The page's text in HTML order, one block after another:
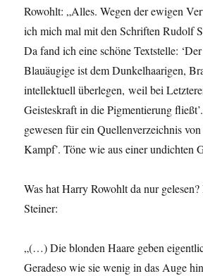
Rowohlt: „Alles. Wegen der ewigen
ich mich mal mit den Schriften Rudolf
Da fand ich eine schöne Textstelle:
Blauäugige ist dem Dunkelhaarigen,
intellektuell überlegen, weil bei
Geisteskraft in die Pigmentierung
gewesen für ein Quellenverzeichnis
Kampf’. Töne wie aus einer undichten
Was hat Harry Rowohlt da nur
Steiner:
„(…) Die blonden Haare geben
Geradeso wie sie wenig in das Auge